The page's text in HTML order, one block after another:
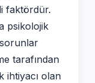
faktördür.
psikolojik
tarafından
ihtiyacı olan